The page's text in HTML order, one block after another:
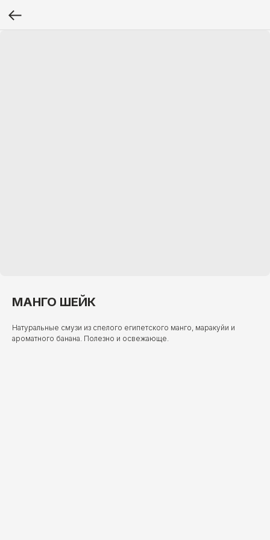
МАНГО ШЕЙК
Натуральные смузи из спелого египетского манго, маракуйи и
ароматного банана. Полезно и освежающе.